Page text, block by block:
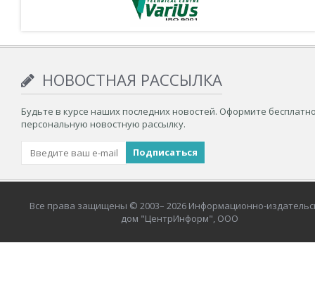
НОВОСТНАЯ РАССЫЛКА
Будьте в курсе наших последних новостей. Оформите
персональную новостную рассылку.
Все права защищены © 2003– 2026 Информационно-
дом "ЦентрИнформ", ООО